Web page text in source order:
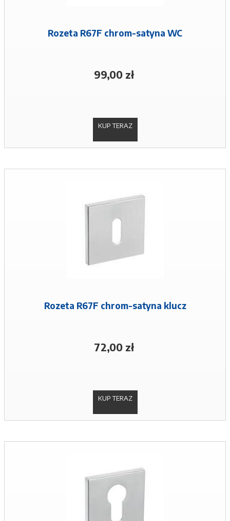
Rozeta R67F chrom-satyna WC
99,00 zł
KUP TERAZ
Rozeta R67F chrom-satyna klucz
72,00 zł
KUP TERAZ